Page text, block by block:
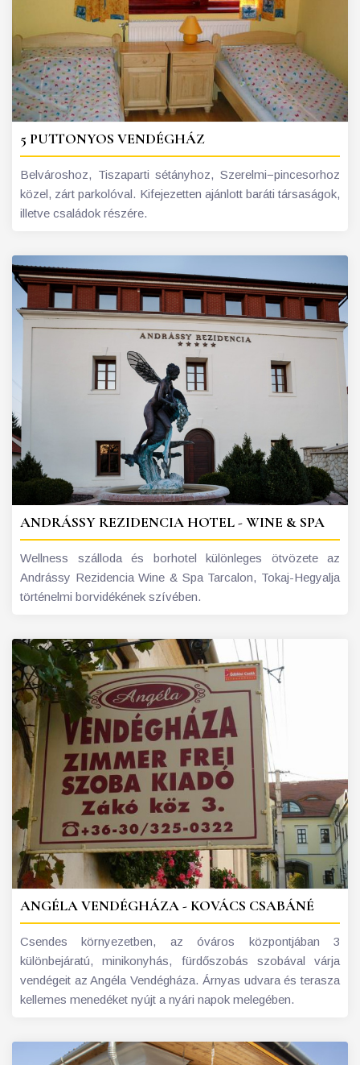
5 PUTTONYOS VENDÉGHÁZ
Belvároshoz, Tiszaparti sétányhoz, Szerelmi−pincesorhoz
közel, zárt parkolóval. Kifejezetten ajánlott baráti társaságok,
illetve családok részére.
ANDRÁSSY REZIDENCIA HOTEL - WINE & SPA
Wellness szálloda és borhotel különleges ötvözete az
Andrássy Rezidencia Wine & Spa Tarcalon, Tokaj-Hegyalja
történelmi borvidékének szívében.
ANGÉLA VENDÉGHÁZA - KOVÁCS CSABÁNÉ
Csendes környezetben, az óváros központjában 3
különbejáratú, minikonyhás, fürdőszobás szobával várja
vendégeit az Angéla Vendégháza. Árnyas udvara és terasza
kellemes menedéket nyújt a nyári napok melegében.